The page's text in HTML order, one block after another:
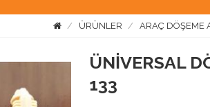
ÜRÜNLER ARAÇ DÖŞEME
ÜNİVERSAL
133